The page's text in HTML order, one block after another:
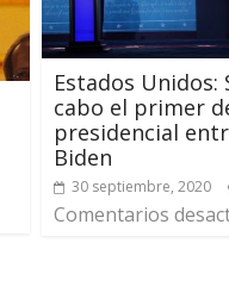
Estados Unidos:
cabo el primer
presidencial
Biden
30 septiembre, 2020
Comentarios